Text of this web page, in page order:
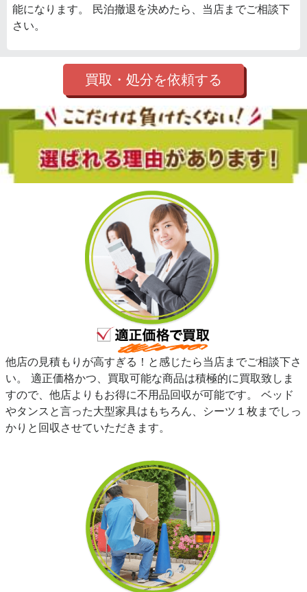
能になります。 民泊撤退を決めたら、当店までご相談下
さい。
買取・処分を依頼する
他店の見積もりが高すぎる！と感じたら当店までご相談下さ
い。 適正価格かつ、買取可能な商品は積極的に買取致しま
すので、他店よりもお得に不用品回収が可能です。 ベッド
やタンスと言った大型家具はもちろん、シーツ１枚までしっ
かりと回収させていただきます。